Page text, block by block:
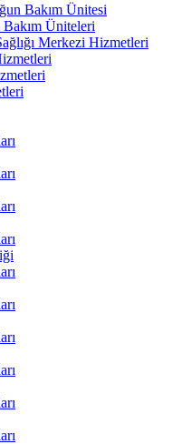
Bakım Ünitesi
Üniteleri
Merkezi Hizmetleri